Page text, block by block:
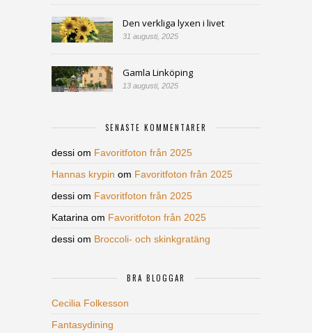
Den verkliga lyxen i livet
31 augusti, 2025
Gamla Linköping
13 augusti, 2025
SENASTE KOMMENTARER
dessi om Favoritfoton från 2025
Hannas krypin om Favoritfoton från 2025
dessi om Favoritfoton från 2025
Katarina om Favoritfoton från 2025
dessi om Broccoli- och skinkgratäng
BRA BLOGGAR
Cecilia Folkesson
Fantasydining